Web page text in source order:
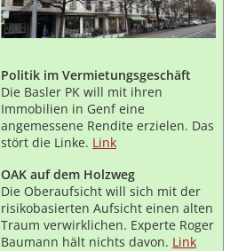
Politik im Vermietungsgeschäft
Die Basler PK will mit ihren
Immobilien in Genf eine
angemessene Rendite erzielen. Das
stört die Linke. Link
OAK auf dem Holzweg
Die Oberaufsicht will sich mit der
risikobasierten Aufsicht einen alten
Traum verwirklichen. Experte Roger
Baumann hält nichts davon. Link